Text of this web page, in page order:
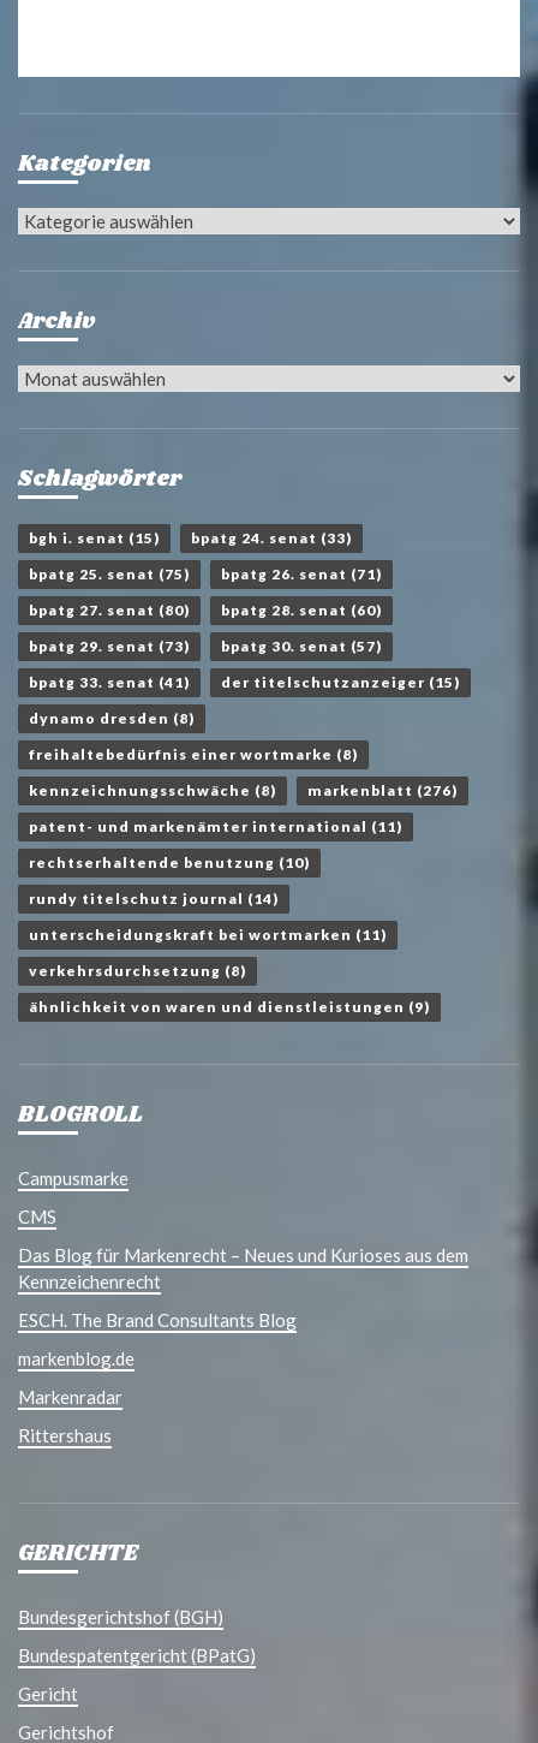
Kategorien
Kategorien
Archiv
Archiv
Schlagwörter
bgh i. senat (15) bpatg 24. senat (33)
bpatg 25. senat (75) bpatg 26. senat (71)
bpatg 27. senat (80) bpatg 28. senat (60)
bpatg 29. senat (73) bpatg 30. senat (57)
bpatg 33. senat (41) der titelschutzanzeiger (15)
dynamo dresden (8)
freihaltebedürfnis einer wortmarke (8)
kennzeichnungsschwäche (8) markenblatt (276)
patent- und markenämter international (11)
rechtserhaltende benutzung (10)
rundy titelschutz journal (14)
unterscheidungskraft bei wortmarken (11)
verkehrsdurchsetzung (8)
ähnlichkeit von waren und dienstleistungen (9)
BLOGROLL
Campusmarke
CMS
Das Blog für Markenrecht – Neues und Kurioses aus dem
Kennzeichenrecht
ESCH. The Brand Consultants Blog
markenblog.de
Markenradar
Rittershaus
GERICHTE
Bundesgerichtshof (BGH)
Bundespatentgericht (BPatG)
Gericht
Gerichtshof